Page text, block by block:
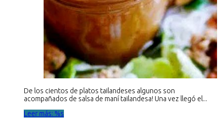
De los cientos de platos tailandeses algunos son
acompañados de salsa de maní tailandesa! Una vez llegó el...
Leer más: %s